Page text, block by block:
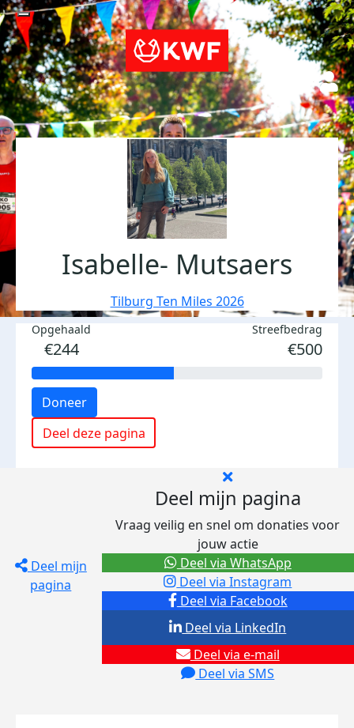
Isabelle- Mutsaers
Tilburg Ten Miles 2026
Opgehaald
€244
Streefbedrag
€500
Doneer
Deel deze pagina
Deel mijn
pagina
Deel mijn pagina
Vraag veilig en snel om donaties voor
jouw actie
Deel via Facebook
Deel via Instagram
Deel via e-mail
Deel via SMS
Deel via LinkedIn
Deel via WhatsApp